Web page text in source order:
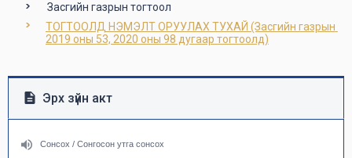
Засгийн газрын тогтоол
ТОГТООЛД НЭМЭЛТ ОРУУЛАХ ТУХАЙ (Засгийн газрын
2019 оны 53, 2020 оны 98 дугаар тогтоолд)
Эрх зүйн акт
Сонсох / Сонгосон утга сонсох